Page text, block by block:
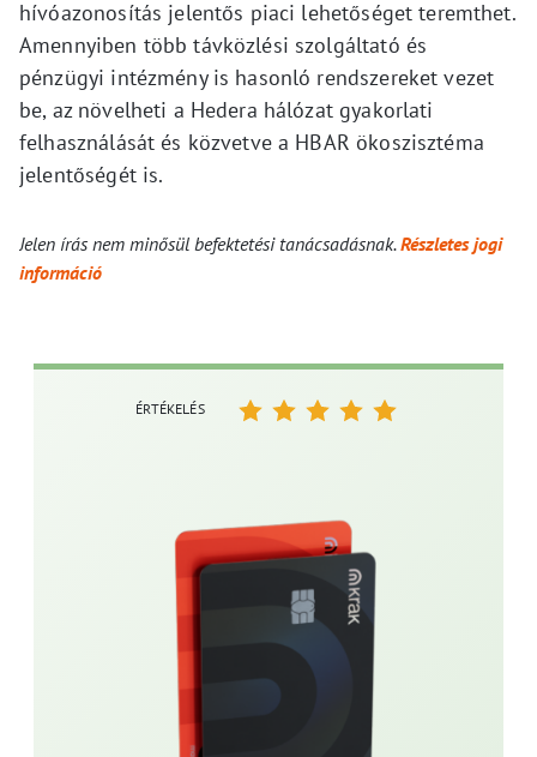
hívóazonosítás jelentős piaci lehetőséget teremthet.
Amennyiben több távközlési szolgáltató és
pénzügyi intézmény is hasonló rendszereket vezet
be, az növelheti a Hedera hálózat gyakorlati
felhasználását és közvetve a HBAR ökoszisztéma
jelentőségét is.
Jelen írás nem minősül befektetési tanácsadásnak.Részletes jogi
információ
ÉRTÉKELÉS